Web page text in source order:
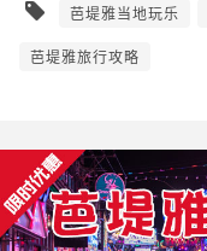
芭堤雅当地玩乐
芭堤雅旅行攻略